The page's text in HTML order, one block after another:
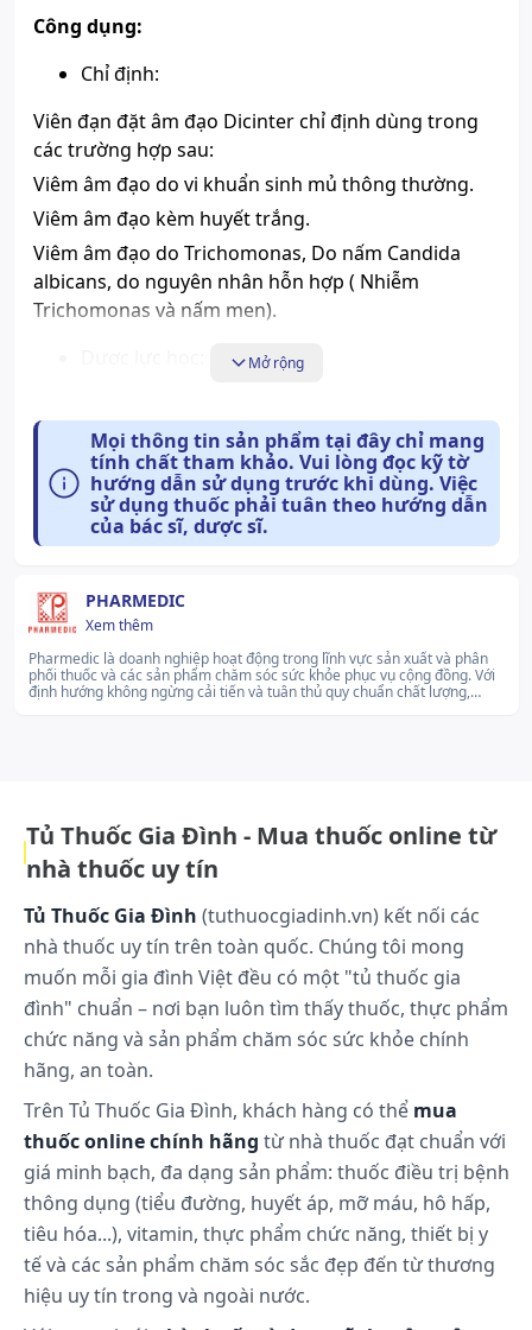
Chú ý
Công dụng:
Chỉ định:
Viên đạn đặt âm đạo Dicinter chỉ định dùng trong
các trường hợp sau:
Viêm âm đạo do vi khuẩn sinh mủ thông thường.
Viêm âm đạo kèm huyết trắng.
Viêm âm đạo do Trichomonas, Do nấm Candida
albicans, do nguyên nhân hỗn hợp ( Nhiễm
Trichomonas và nấm men).
Dược động học:
Chưa có dữ liệu.
Cách dùng và liều dùng:
Cách dùng:
Thuốc dành cho người lớn, dùng đường đặt âm
đạo.
Thuốc ở dạng viêm đặt âm đạo, vì vậy trước khi
Nên điều trị cùng lúc cho cả bạn tình, bất kể có hay
không có dấu hiệu lâm sàng.
Liều dùng:
Đặt 1 viên/lần vào buổi tối trước khi đi ngủ, dùng
liên tục trong 10 ngày.
Lưu ý: Liều dùng trên chỉ mang tính chất tham
khảo. Liều dùng cụ thể tùy thuộc vào thể trạng và
mức độ diễn tiến của bệnh. Để có liều dùng phù
hợp, bạn cần tham khảo ý kiến bác sĩ hoặc chuyên
viên y tế.
Xử trí quá liều:
Trong trường hợp khẩn cấp, hãy gọi ngay cho
Trung tâm cấp cứu 115 hoặc đến trạm Y tế địa
phương gần nhất.
Mở rộng
Mọi thông tin sản phẩm tại đây chỉ mang
tính chất tham khảo. Vui lòng đọc kỹ tờ
hướng dẫn sử dụng trước khi dùng. Việc
sử dụng thuốc phải tuân theo hướng dẫn
của bác sĩ, dược sĩ.
PHARMEDIC
Xem thêm
Pharmedic là doanh nghiệp hoạt động trong lĩnh vực sản xuất và phân
phối thuốc và các sản phẩm chăm sóc sức khỏe phục vụ cộng đồng. Với
định hướng không ngừng cải tiến và tuân thủ quy chuẩn chất lượng,
Tủ Thuốc Gia Đình - Mua thuốc online từ
nhà thuốc uy tín
Tủ Thuốc Gia Đình (tuthuocgiadinh.vn) kết nối các
nhà thuốc uy tín trên toàn quốc. Chúng tôi mong
muốn mỗi gia đình Việt đều có một "tủ thuốc gia
đình" chuẩn – nơi bạn luôn tìm thấy thuốc, thực phẩm
chức năng và sản phẩm chăm sóc sức khỏe chính
hãng, an toàn.
Trên Tủ Thuốc Gia Đình, khách hàng có thể mua
thuốc online chính hãng từ nhà thuốc đạt chuẩn với
giá minh bạch, đa dạng sản phẩm: thuốc điều trị bệnh
thông dụng (tiểu đường, huyết áp, mỡ máu, hô hấp,
tiêu hóa...), vitamin, thực phẩm chức năng, thiết bị y
tế và các sản phẩm chăm sóc sắc đẹp đến từ thương
hiệu uy tín trong và ngoài nước.